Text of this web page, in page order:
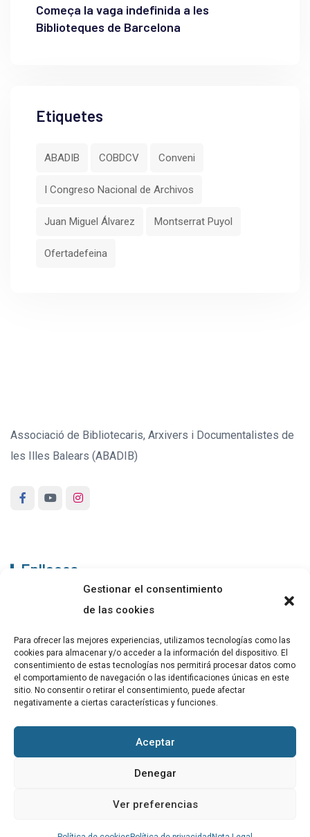
Gestionar el consentimiento
de las cookies
Para ofrecer las mejores experiencias, utilizamos tecnologías como las
cookies para almacenar y/o acceder a la información del dispositivo. El
consentimiento de estas tecnologías nos permitirá procesar datos como
el comportamiento de navegación o las identificaciones únicas en este
sitio. No consentir o retirar el consentimiento, puede afectar
negativamente a ciertas características y funciones.
Aceptar
Denegar
Ver preferencias
Começa la vaga indefinida a les
Biblioteques de Barcelona
Etiquetes
ABADIB COBDCV Conveni
I Congreso Nacional de Archivos
Juan Miguel Álvarez Montserrat Puyol
Ofertadefeina
Associació de Bibliotecaris, Arxivers i Documentalistes de
les Illes Balears (ABADIB)
Enllaços
PUBLICACIONS
CONTACTE
Altres